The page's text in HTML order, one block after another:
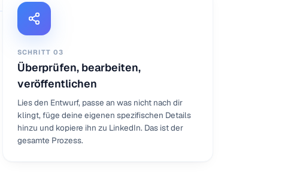
SCHRITT 03
Überprüfen, bearbeiten,
veröffentlichen
Lies den Entwurf, passe an was nicht nach dir
klingt, füge deine eigenen spezifischen Details
hinzu und kopiere ihn zu LinkedIn. Das ist der
gesamte Prozess.